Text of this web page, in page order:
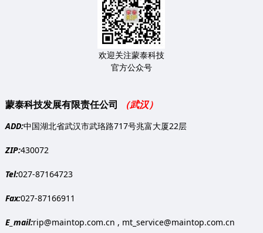
欢迎关注蒙泰科技
官方公众号
蒙泰科技发展有限责任公司 （武汉）
ADD:中国湖北省武汉市武珞路717号兆富大厦22层
ZIP:430072
Tel:027-87164723
Fax:027-87166911
E_mail:rip@maintop.com.cn , mt_service@maintop.com.cn